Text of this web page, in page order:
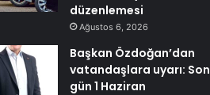
düzenlemesi
Ağustos 6, 2026
Başkan Özdoğan’dan
vatandaşlara uyarı: Son
gün 1 Haziran